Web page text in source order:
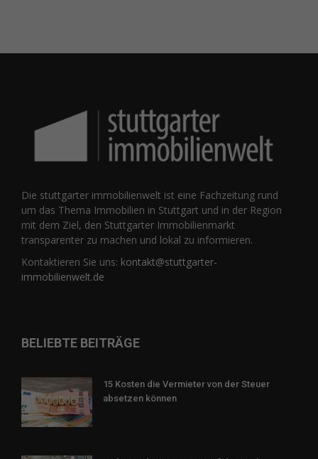
Die stuttgarter immobilienwelt ist eine Fachzeitung rund
um das Thema Immobilien in Stuttgart und in der Region
mit dem Ziel, den Stuttgarter Immobilienmarkt
transparenter zu machen und lokal zu informieren.
Kontaktieren Sie uns: kontakt@stuttgarter-
immobilienwelt.de
BELIEBTE BEITRÄGE
15 Kosten die Vermieter von der Steuer
absetzen können